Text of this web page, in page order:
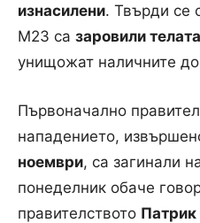
изнасилени. Твърди се
M23 са заровили
унищожат наличните
Първоначално
нападението,
ноември, са загинали
понеделник обаче
правителството